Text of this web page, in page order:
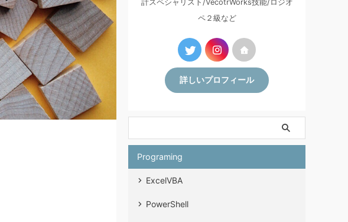
計スペシャリスト/VecotrWorks技能/ロジオ
ペ２級など
詳しいプロフィール
Programing
ExcelVBA
PowerShell